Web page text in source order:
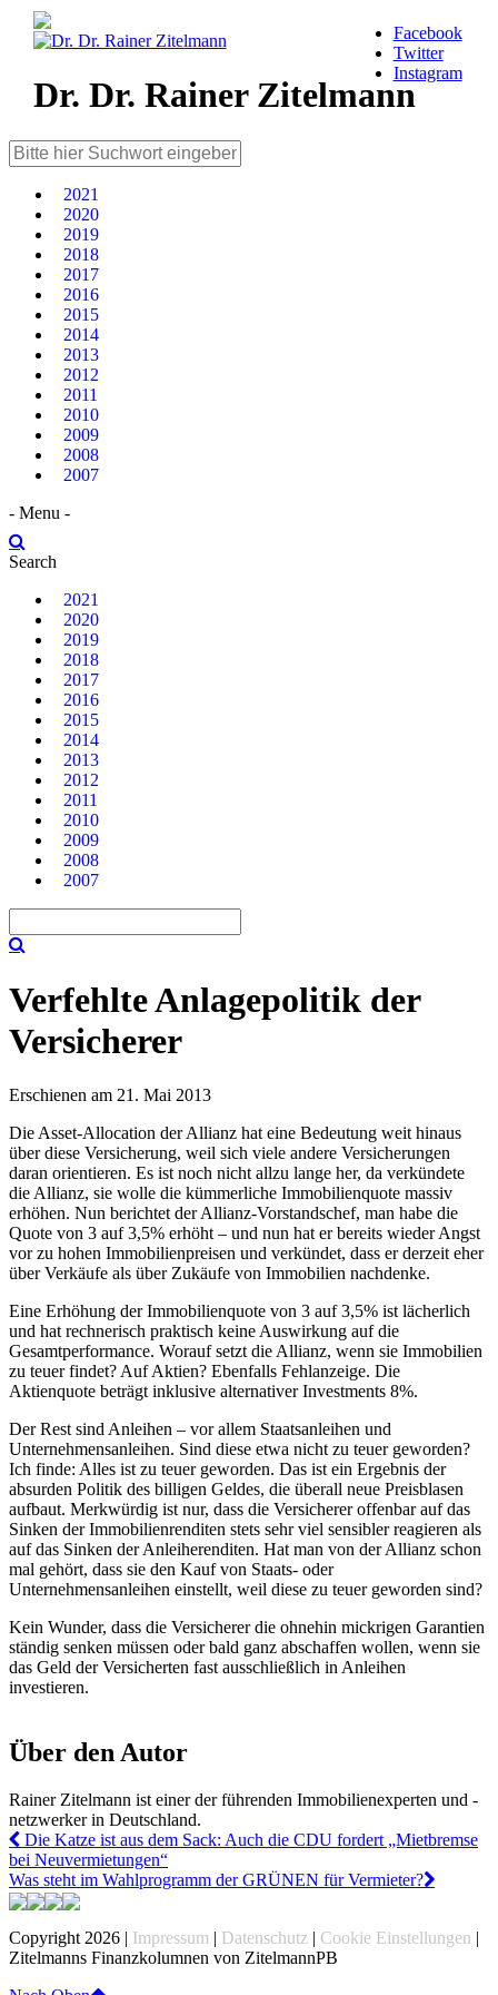
Dr. Dr. Rainer Zitelmann
Facebook
Twitter
Instagram
2021
2020
2019
2018
2017
2016
2015
2014
2013
2012
2011
2010
2009
2008
2007
- Menu -
Search
2021
2020
2019
2018
2017
2016
2015
2014
2013
2012
2011
2010
2009
2008
2007
Verfehlte Anlagepolitik der
Versicherer
Erschienen am 21. Mai 2013
Die Asset-Allocation der Allianz hat eine Bedeutung weit hinaus
über diese Versicherung, weil sich viele andere Versicherungen
daran orientieren. Es ist noch nicht allzu lange her, da verkündete
die Allianz, sie wolle die kümmerliche Immobilienquote massiv
erhöhen. Nun berichtet der Allianz-Vorstandschef, man habe die
Quote von 3 auf 3,5% erhöht – und nun hat er bereits wieder Angst
vor zu hohen Immobilienpreisen und verkündet, dass er derzeit eher
über Verkäufe als über Zukäufe von Immobilien nachdenke.
Eine Erhöhung der Immobilienquote von 3 auf 3,5% ist lächerlich
und hat rechnerisch praktisch keine Auswirkung auf die
Gesamtperformance. Worauf setzt die Allianz, wenn sie Immobilien
zu teuer findet? Auf Aktien? Ebenfalls Fehlanzeige. Die
Aktienquote beträgt inklusive alternativer Investments 8%.
Der Rest sind Anleihen – vor allem Staatsanleihen und
Unternehmensanleihen. Sind diese etwa nicht zu teuer geworden?
Ich finde: Alles ist zu teuer geworden. Das ist ein Ergebnis der
absurden Politik des billigen Geldes, die überall neue Preisblasen
aufbaut. Merkwürdig ist nur, dass die Versicherer offenbar auf das
Sinken der Immobilienrenditen stets sehr viel sensibler reagieren als
auf das Sinken der Anleiherenditen. Hat man von der Allianz schon
mal gehört, dass sie den Kauf von Staats- oder
Unternehmensanleihen einstellt, weil diese zu teuer geworden sind?
Kein Wunder, dass die Versicherer die ohnehin mickrigen Garantien
ständig senken müssen oder bald ganz abschaffen wollen, wenn sie
das Geld der Versicherten fast ausschließlich in Anleihen
investieren.
Über den Autor
Rainer Zitelmann ist einer der führenden Immobilienexperten und -
netzwerker in Deutschland.
Die Katze ist aus dem Sack: Auch die CDU fordert „Mietbremse
bei Neuvermietungen“
Was steht im Wahlprogramm der GRÜNEN für Vermieter?
Copyright 2026 | Impressum | Datenschutz | Cookie Einstellungen |
Zitelmanns Finanzkolumnen von ZitelmannPB